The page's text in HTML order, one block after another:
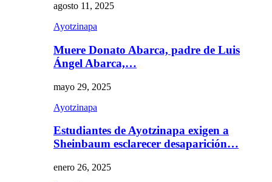
agosto 11, 2025
Ayotzinapa
Muere Donato Abarca, padre de Luis
Ángel Abarca,…
mayo 29, 2025
Ayotzinapa
Estudiantes de Ayotzinapa exigen a
Sheinbaum esclarecer desaparición…
enero 26, 2025